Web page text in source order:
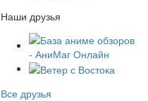
Наши друзья
Все друзья